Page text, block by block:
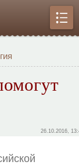
26.10.2016,